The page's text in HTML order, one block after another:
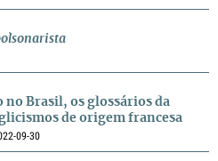
Brasil, os glossários da
de origem francesa
09-30